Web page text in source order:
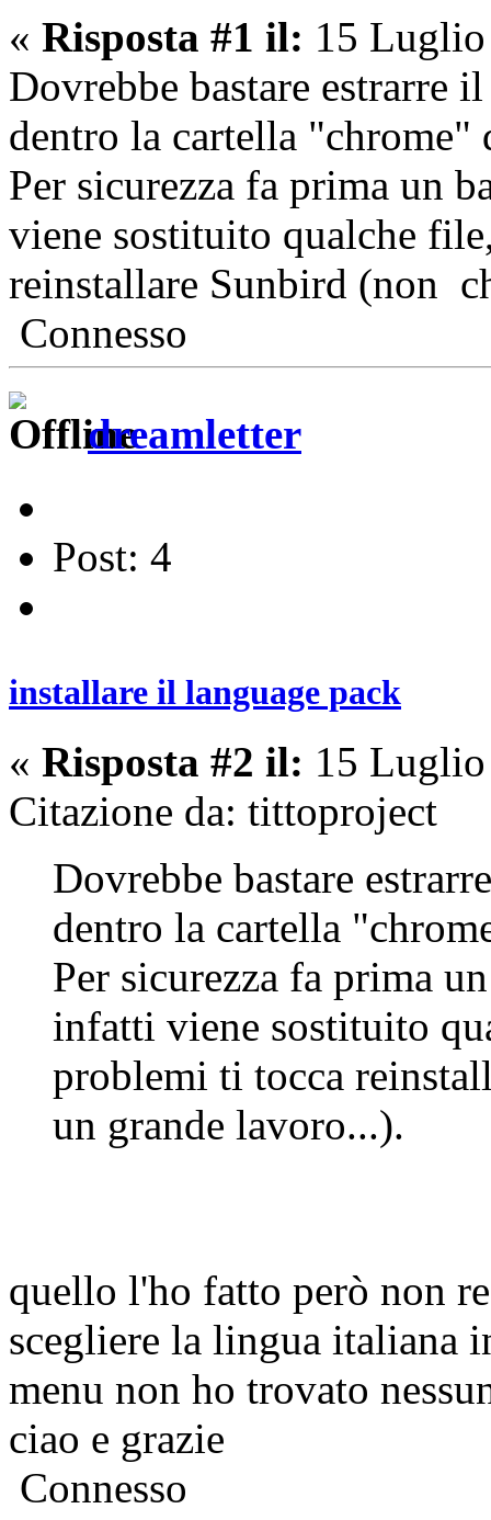
« Risposta #1 il: 15
Dovrebbe bastare estrarre
dentro la cartella "chrome"
Per sicurezza fa prima un
viene sostituito qualche
reinstallare Sunbird (non
Connesso
dreamletter
Post: 4
installare il language pack
« Risposta #2 il: 15
Citazione da: tittoproject
Dovrebbe bastare
dentro la cartella
Per sicurezza fa prima
infatti viene sostituito
problemi ti tocca
un grande lavoro...).
quello l'ho fatto però non
scegliere la lingua italiana
menu non ho trovato
ciao e grazie
Connesso